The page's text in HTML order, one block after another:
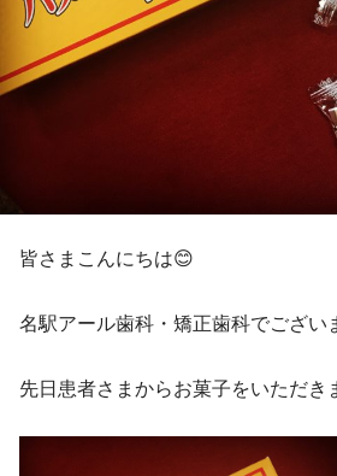
皆さまこんにちは😊
名駅アール歯科・矯正歯科でござい
先日患者さまからお菓子をいただき